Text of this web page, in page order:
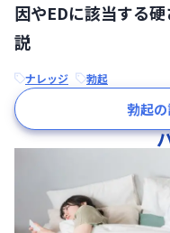
因やEDに該当する
説
ナレッジ 勃起
勃起